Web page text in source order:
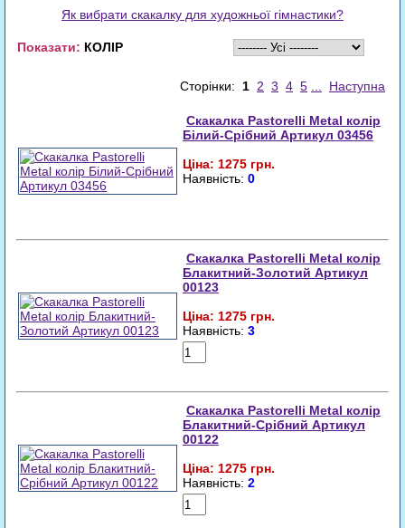
Як вибрати скакалку для художньої гімнастики?
Показати: КОЛІР
Сторінки: 1 2 3 4 5 Наступна
Скакалка Pastorelli Metal колір
Білий-Срібний Артикул 03456
Ціна: 1275 грн.
Наявність: 0
Скакалка Pastorelli Metal колір
Блакитний-Золотий Артикул
00123
Ціна: 1275 грн.
Наявність: 3
Скакалка Pastorelli Metal колір
Блакитний-Срібний Артикул
00122
Ціна: 1275 грн.
Наявність: 2